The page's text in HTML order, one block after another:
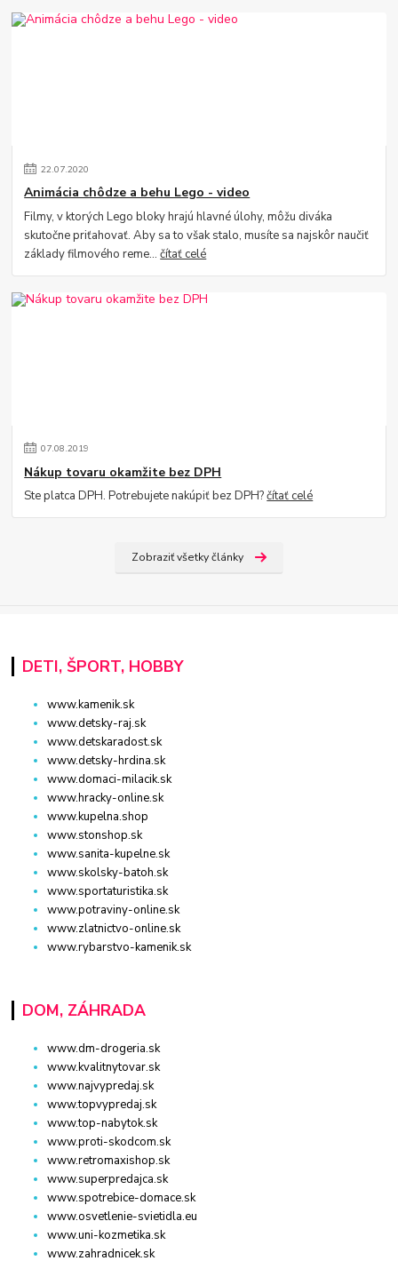
22.07.2020
Animácia chôdze a behu Lego - video
Filmy, v ktorých Lego bloky hrajú hlavné úlohy, môžu diváka
skutočne priťahovať. Aby sa to však stalo, musíte sa najskôr naučiť
základy filmového reme...čítať celé
07.08.2019
Nákup tovaru okamžite bez DPH
Ste platca DPH. Potrebujete nakúpiť bez DPH?čítať celé
Zobraziť všetky články
DETI, ŠPORT, HOBBY
www.kamenik.sk
www.detsky-raj.sk
www.detskaradost.sk
www.detsky-hrdina.sk
www.domaci-milacik.sk
www.hracky-online.sk
www.kupelna.shop
www.stonshop.sk
www.sanita-kupelne.sk
www.skolsky-batoh.sk
www.sportaturistika.sk
www.potraviny-online.sk
www.zlatnictvo-online.sk
www.rybarstvo-kamenik.sk
DOM, ZÁHRADA
www.dm-drogeria.sk
www.kvalitnytovar.sk
www.najvypredaj.sk
www.topvypredaj.sk
www.top-nabytok.sk
www.proti-skodcom.sk
www.retromaxishop.sk
www.superpredajca.sk
www.spotrebice-domace.sk
www.osvetlenie-svietidla.eu
www.uni-kozmetika.sk
www.zahradnicek.sk